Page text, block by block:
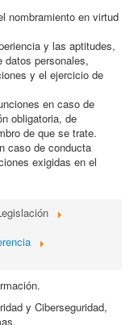
nombramiento en virtud
y las aptitudes,
datos personales,
y el ejercicio de
en caso de
obligatoria, de
de que se trate.
caso de conducta
exigidas en el
y Ciberseguridad,